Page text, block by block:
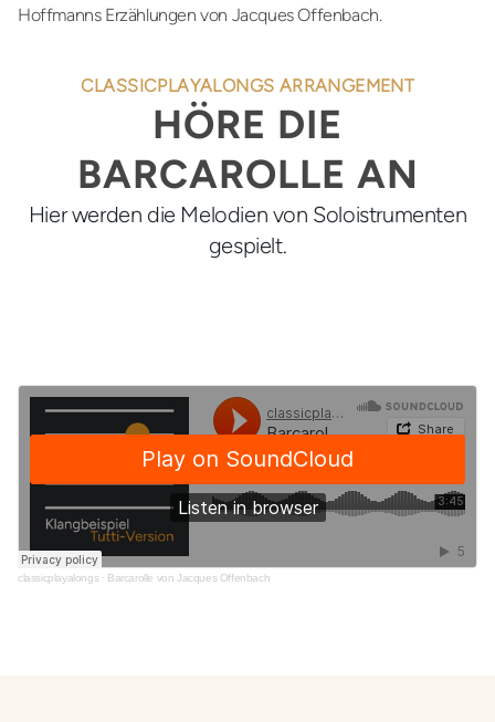
Hoffmanns Erzählungen von Jacques Offenbach.
CLASSICPLAYALONGS ARRANGEMENT
HÖRE DIE
BARCAROLLE AN
Hier werden die Melodien von Soloistrumenten
gespielt.
classicplayalongs· Barcarolle von Jacques Offenbach